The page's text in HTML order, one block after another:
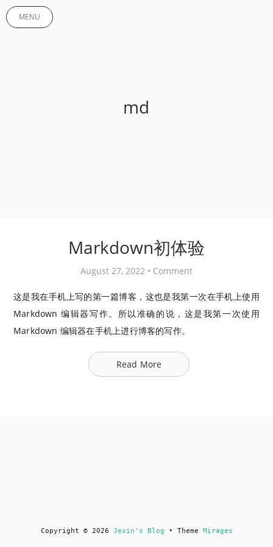
MENU
md
Markdown初体验
August 27, 2022 • Comment
这是我在手机上写的第一篇博客，这也是我第一次在手机上使用
Markdown 编辑器写作。所以准确的说，这是我第一次使用
Markdown 编辑器在手机上进行博客的写作。
Read More
Copyright © 2026 Jevin's Blog • Theme Mirages